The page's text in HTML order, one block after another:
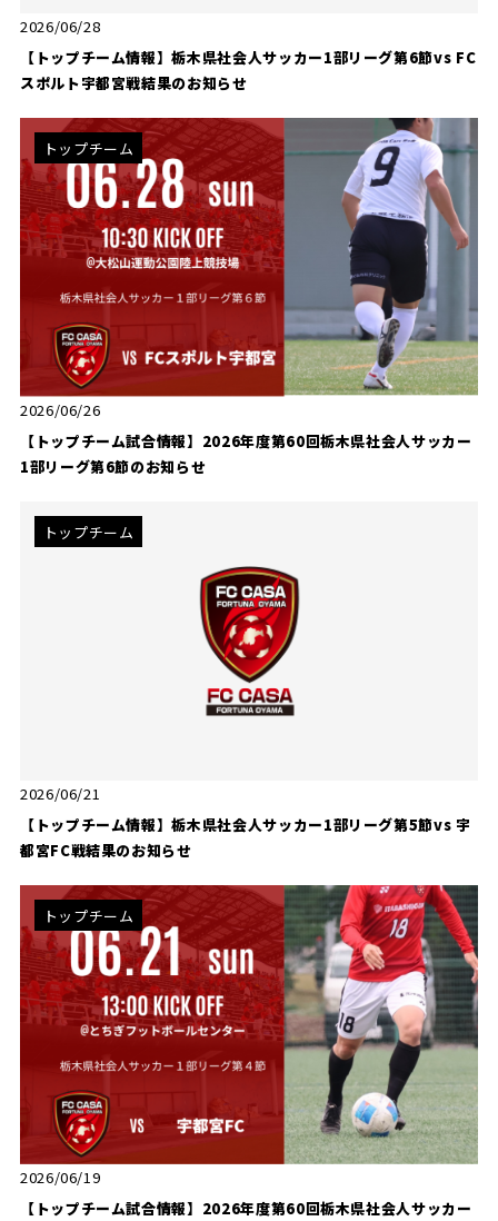
2026/06/28
【トップチーム情報】栃木県社会人サッカー1部リーグ第6節vs FC
スポルト宇都宮戦結果のお知らせ
トップチーム
2026/06/26
【トップチーム試合情報】2026年度第60回栃木県社会人サッカー
1部リーグ第6節のお知らせ
トップチーム
2026/06/21
【トップチーム情報】栃木県社会人サッカー1部リーグ第5節vs 宇
都宮FC戦結果のお知らせ
トップチーム
2026/06/19
【トップチーム試合情報】2026年度第60回栃木県社会人サッカー